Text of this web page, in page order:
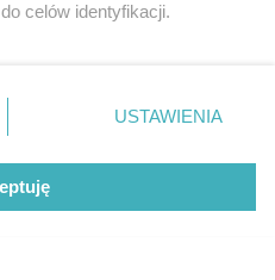
celów identyfikacji.
ustawień prywatności
rogu strony
nie wymagają zgody
sprzeciwić się takiemu
USTAWIENIA